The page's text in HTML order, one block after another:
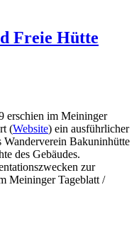
Freie Hütte
erschien im Meininger
(Website) ein ausführlicher
Bakuninhütte
des Gebäudes.
zur
Meininger Tageblatt /